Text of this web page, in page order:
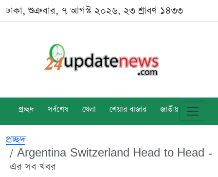
ঢাকা, শুক্রবার, ৭ আগস্ট ২০২৬, ২৩ শ্রাবণ ১৪৩৩
প্রচ্ছদ সর্বশেষ খেলা শেয়ার বাজার জাতীয় বিশ্ব
প্রচ্ছদ
Argentina Switzerland Head to Head -
এর সব খবর